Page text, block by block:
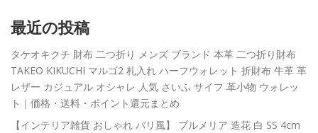
最近の投稿
タケオキクチ 財布 二つ折り メンズ ブランド 本革 二つ折り財布
TAKEO KIKUCHI マルゴ2 札入れ ハーフウォレット 折財布 牛革 革
レザー カジュアル オシャレ 人気 さいふ サイフ 革小物 ウォレッ
ト｜価格・送料・ポイント還元まとめ
【インテリア雑貨 おしゃれ バリ風】 プルメリア 造花 白 SS 4cm